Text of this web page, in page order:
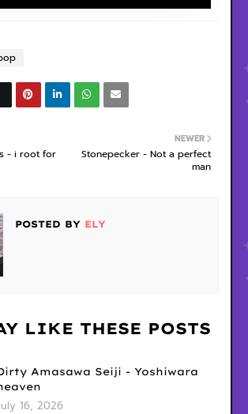
NEWER
Stonepecker - Not a perfect
man
- i root for
POSTED BY ELY
LIKE THESE POSTS
Amasawa Seiji - Yoshiwara
16, 2026